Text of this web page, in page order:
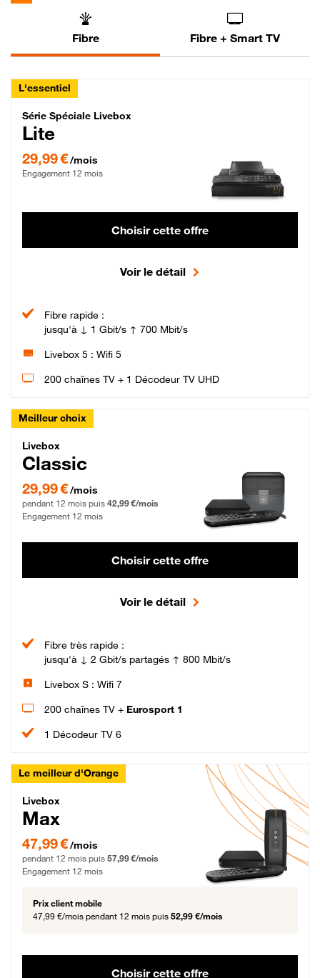
Fibre Fibre + Smart TV
L'essentiel
Série Spéciale Livebox Lite Fibre
Série Spéciale Livebox
Lite
29,99 €/mois
Engagement 12 mois
Choisir cette offre
Voir le détail
Fibre rapide :
jusqu'à ↓ 1 Gbit/s ↑ 700 Mbit/s
Livebox 5 : Wifi 5
200 chaînes TV + 1 Décodeur TV UHD
Meilleur choix
Livebox Classic Fibre
Livebox
Classic
29,99 € par mois pendant 12 mois puis 42,99 € par mois, Engagement 12 mois
29,99 €/mois
pendant 12 mois puis 42,99 €/mois
Engagement 12 mois
Choisir cette offre
Voir le détail
Fibre très rapide :
jusqu'à ↓ 2 Gbit/s partagés ↑ 800 Mbit/s
Livebox S : Wifi 7
200 chaînes TV + Eurosport 1
1 Décodeur TV 6
Le meilleur d'Orange
Livebox Max Fibre
Livebox
Max
47,99 € par mois pendant 12 mois puis 57,99 € par mois, Engagement 12 mois
47,99 €/mois
pendant 12 mois puis 57,99 €/mois
Engagement 12 mois
Prix client mobile
47,99 €/mois pendant 12 mois puis 52,99 €/mois
Choisir cette offre